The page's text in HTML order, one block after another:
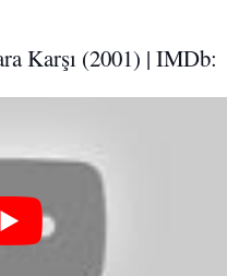
Karşı (2001) | IMDb: